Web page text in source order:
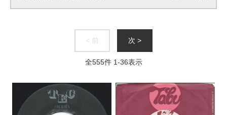
< 前 次 >
全555件 1-36表示